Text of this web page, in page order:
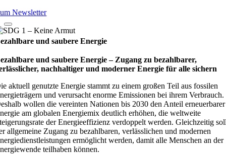
Newsletter
und saubere Energie
und saubere Energie – Zugang zu bezahlbarer,
nachhaltiger und moderner Energie für alle sichern
aktuell genutzte Energie stammt zu einem großen Teil aus fossilen
und verursacht enorme Emissionen bei ihrem Verbrauch.
wollen die vereinten Nationen bis 2030 den Anteil erneuerbarer
am globalen Energiemix deutlich erhöhen, die weltweite
der Energieeffizienz verdoppelt werden. Gleichzeitig
allgemeine Zugang zu bezahlbaren, verlässlichen und modernen
ermöglicht werden, damit alle Menschen an der
teilhaben können.